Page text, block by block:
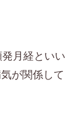
月経といい
が関係して